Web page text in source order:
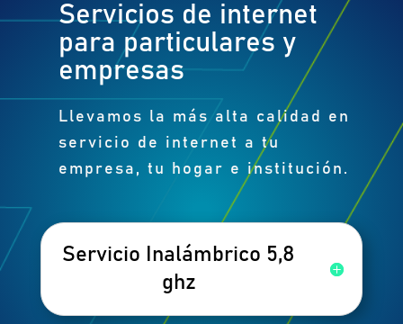
Servicios de internet
para particulares y
empresas
Llevamos la más alta calidad en
servicio de internet a tu
empresa, tu hogar e institución.
Servicio Inalámbrico 5,8
ghz